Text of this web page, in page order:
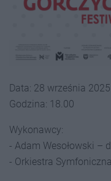
Data: 28 września 2025
Godzina: 18.00
Wykonawcy:
- Adam Wesołowski –
- Orkiestra